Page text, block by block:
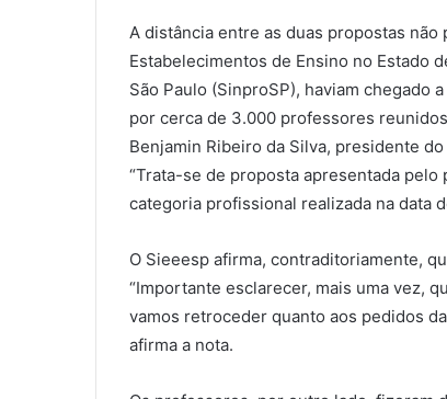
A distância entre as duas propostas
Estabelecimentos de Ensino no Estado
São Paulo (SinproSP), haviam chegado
por cerca de 3.000 professores
Benjamin Ribeiro da Silva, presidente
“Trata-se de proposta apresentada
categoria profissional realizada na data
O Sieeesp afirma, contraditoriamente,
“Importante esclarecer, mais uma vez,
vamos retroceder quanto aos pedidos
afirma a nota.